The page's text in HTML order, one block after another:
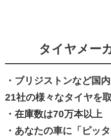
タイヤメー
・ブリジストンなど国
21社の様々なタイヤを取
・在庫数は70万本以上
・あなたの車に「ピッ